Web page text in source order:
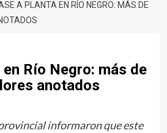
A PLANTA EN RÍO NEGRO: MÁS DE
Río Negro: más de
anotados
informaron que este